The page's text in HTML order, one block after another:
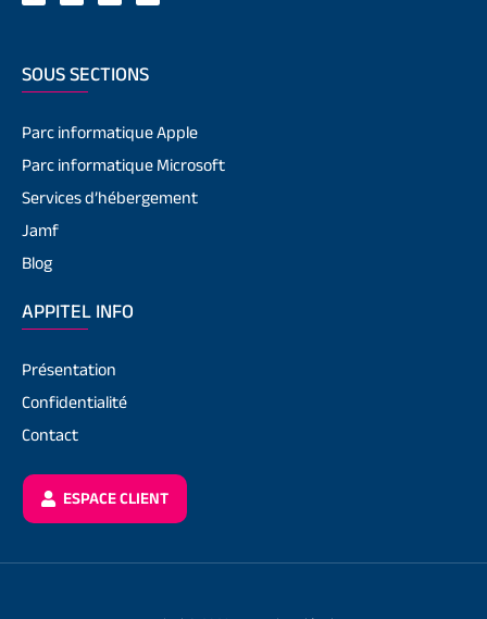
SOUS SECTIONS
Parc informatique Apple
Parc informatique Microsoft
Services d’hébergement
Jamf
Blog
APPITEL INFO
Présentation
Confidentialité
Contact
ESPACE CLIENT